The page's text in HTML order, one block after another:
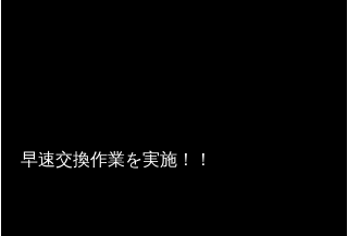
早速交換作業を実施！！